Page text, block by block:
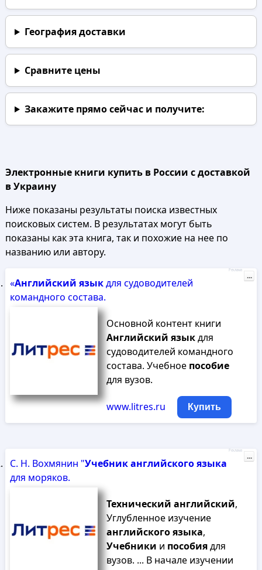
География доставки
Сравните цены
Закажите прямо сейчаси получите:
Электронные книги купить в России с доставкой
в Украину
Ниже показаны результаты поиска известных
поисковых систем. В результатах могут быть
показаны как эта книга, так и похожие на нее по
названию или автору.
«Английский языкдля судоводителей
командного состава.
Основной контент книги
Английский языкдля
судоводителей командного
состава. Учебное пособие
для вузов.
www.litres.ru Купить
Реклама
...
С. Н. Вохмянин "Учебниканглийскогоязыка
для моряков.
Технический английский,
Углубленное изучение
английскогоязыка,
Учебники и пособиядля
вузов. ... В начале изучении
Реклама
...